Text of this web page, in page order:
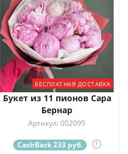
БЕСПЛАТНАЯ ДОСТАВКА
Букет из 11 пионов Сара
Бернар
Артикул: 002095
CashBack 233 руб. ?